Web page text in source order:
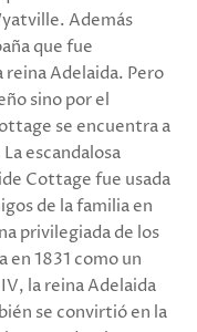
Además
que fue
reina Adelaida. Pero
sino por el
se encuentra a
escandalosa
Cottage fue usada
de la familia en
privilegiada de los
1831 como un
la reina Adelaida
se convirtió en la